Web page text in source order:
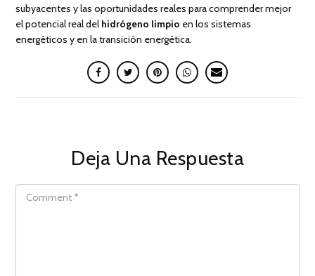
subyacentes y las oportunidades reales para comprender mejor
el potencial real del hidrógeno limpio en los sistemas
energéticos y en la transición energética.
Deja Una Respuesta
COMMENT